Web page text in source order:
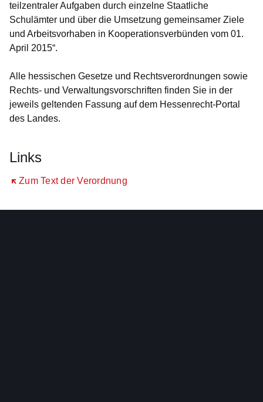
teilzentraler Aufgaben durch einzelne Staatliche
Schulämter und über die Umsetzung gemeinsamer Ziele
und Arbeitsvorhaben in Kooperationsverbünden vom 01.
April 2015“.
Alle hessischen Gesetze und Rechtsverordnungen sowie
Rechts- und Verwaltungsvorschriften finden Sie in der
jeweils geltenden Fassung auf dem Hessenrecht-Portal
des Landes.
Links
Zum Text der Verordnung
Öffnet sich in einem neuen Fenster